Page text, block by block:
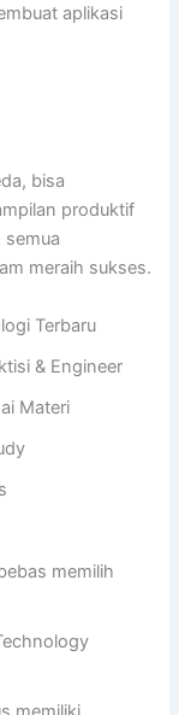
aplikasi
bisa
produktif
meraih sukses.
Terbaru
& Engineer
Materi
memilih